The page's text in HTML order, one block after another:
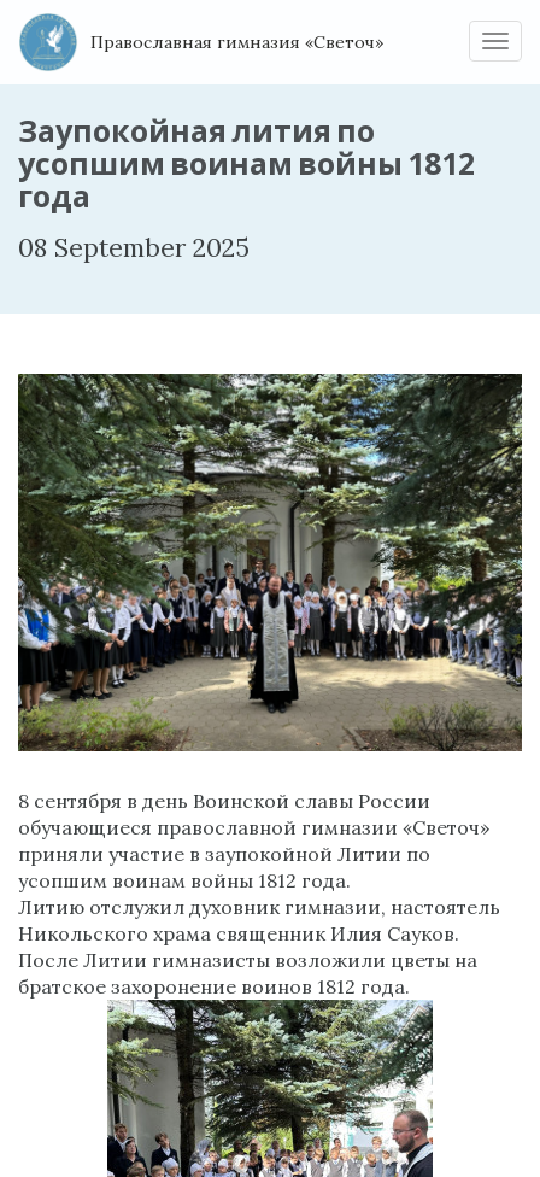
Православная гимназия «Светоч»
Заупокойная лития по
усопшим воинам войны 1812
года
08 September 2025
8 сентября в день Воинской славы России
обучающиеся православной гимназии «Светоч»
приняли участие в заупокойной Литии по
усопшим воинам войны 1812 года.
Литию отслужил духовник гимназии, настоятель
Никольского храма священник Илия Сауков.
После Литии гимназисты возложили цветы на
братское захоронение воинов 1812 года.